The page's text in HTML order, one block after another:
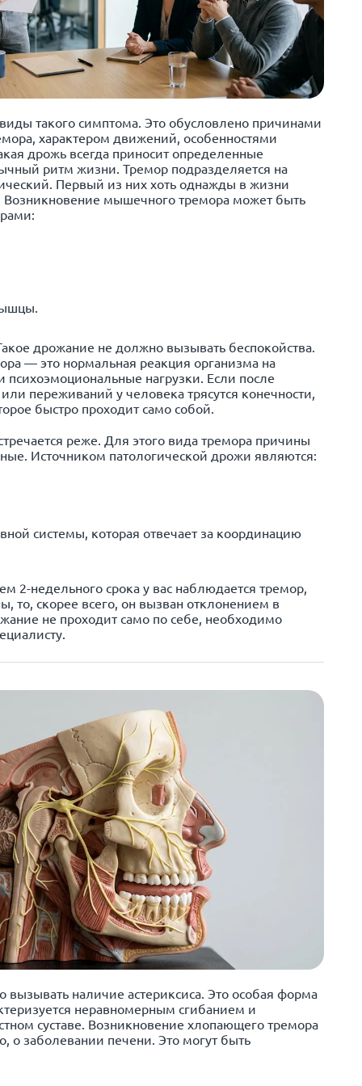
такого симптома. Это обусловлено причинами
характером движений, особенностями
дрожь всегда приносит определенные
ритм жизни. Тремор подразделяется на
Первый из них хоть однажды в жизни
Возникновение мышечного тремора может быть
дрожание не должно вызывать беспокойства.
— это нормальная реакция организма на
нагрузки. Если после
переживаний у человека трясутся конечности,
быстро проходит само собой.
реже. Для этого вида тремора причины
Источником патологической дрожи являются:
системы, которая отвечает за координацию
2-недельного срока у вас наблюдается тремор,
то, скорее всего, он вызван отклонением в
не проходит само по себе, необходимо
вызывать наличие астериксиса. Это особая форма
неравномерным сгибанием и
суставе. Возникновение хлопающего тремора
о заболевании печени. Это могут быть